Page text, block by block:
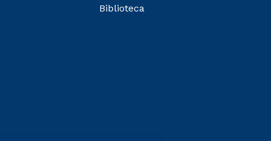
Biblioteca